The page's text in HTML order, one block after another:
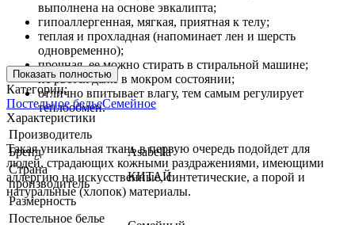
выполнена на основе эвкалипта;
гипоаллергенная, мягкая, приятная к телу;
теплая и прохладная (напоминает лен и шерсть
одновременно);
прочная, ее можно стирать в стиральной машине;
не рвется даже в мокром состоянии;
отлично впитывает влагу, тем самым регулирует
теплообмен.
Такая уникальная ткань в первую очередь подойдет для
людей, страдающих кожными раздражениями, имеющими
аллергию на искусственные, синтетические, а порой и
натуральные (хлопок) материалы.
Показать полностью
Категории:
Постельное бельеСемейное
Характеристики
Производитель
Бренд
Asabella
Страна
производитель
КИТАЙ
Размерность
Постельное белье